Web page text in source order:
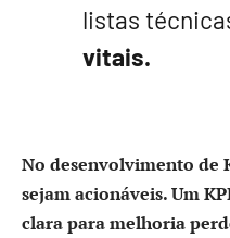
listas
vitais.
No desenvolvimento de
sejamacionáveis. Um
clara para melhoria